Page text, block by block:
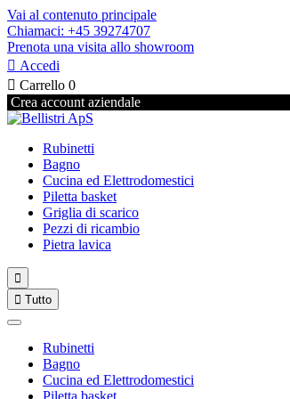
Vai al contenuto principale
Chiamaci: +45 39274707
Prenota una visita allo showroom
 Accedi
 Carrello 0
Crea account aziendale
Rubinetti
Bagno
Cucina ed Elettrodomestici
Piletta basket
Griglia di scarico
Pezzi di ricambio
Pietra lavica

 Tutto
Rubinetti
Bagno
Cucina ed Elettrodomestici
Piletta basket